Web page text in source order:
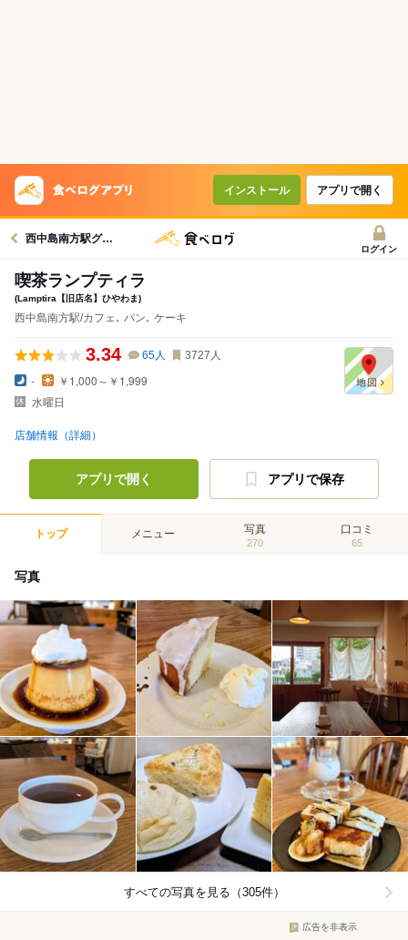
インストール アプリで開く
西中島南方駅グルメへ
ログイン
喫茶ランプティラ
(Lamptira【旧店名】ひやわま)
西中島南方駅/カフェ､ パン､ ケーキ
3.34 65人 3727 人
-
￥1,000～￥1,999
水曜日
店舗情報（詳細）
アプリで開く アプリで保存
トップ メニュー 写真
270
口コミ
65
写真
すべての写真を見る（305件）
広告を非表示